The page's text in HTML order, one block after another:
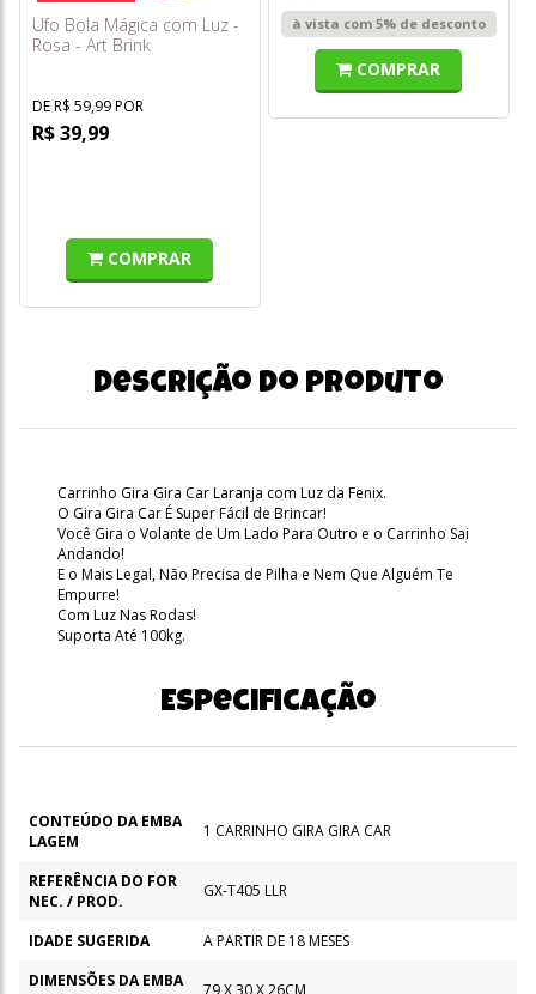
Ufo Bola Mágica com Luz -
Rosa - Art Brink
DE R$ 59,99 POR
R$ 39,99
COMPRAR
à vista com 5% de desconto
COMPRAR
Descrição do produto
Carrinho Gira Gira Car Laranja com Luz da Fenix.
O Gira Gira Car É Super Fácil de Brincar!
Você Gira o Volante de Um Lado Para Outro e o Carrinho Sai
Andando!
E o Mais Legal, Não Precisa de Pilha e Nem Que Alguém Te
Empurre!
Com Luz Nas Rodas!
Suporta Até 100kg.
Especificação
CONTEÚDO DA EMBA
LAGEM
1 CARRINHO GIRA GIRA CAR
REFERÊNCIA DO FOR
NEC. / PROD.
GX-T405 LLR
IDADE SUGERIDA
A PARTIR DE 18 MESES
DIMENSÕES DA EMBA
79 X 30 X 26CM